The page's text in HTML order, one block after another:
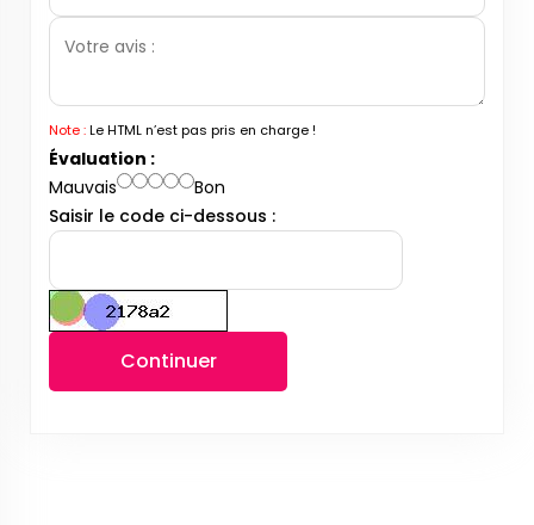
Note :Le HTML n’est pas pris en charge !
Évaluation :
Mauvais
Bon
Saisir le code ci-dessous :
Continuer